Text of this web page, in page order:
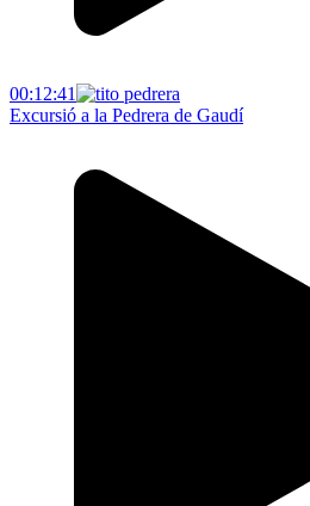
00:12:41
Excursió a la Pedrera de Gaudí